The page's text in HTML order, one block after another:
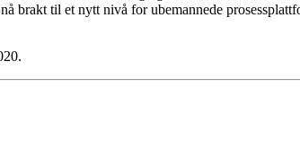
brakt til et nytt nivå for ubemannede